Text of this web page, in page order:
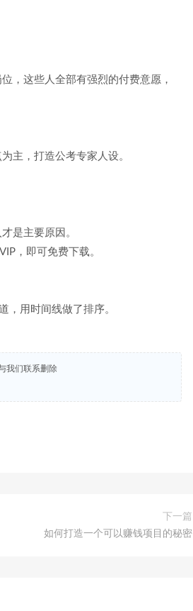
，这些人全部有强烈的付费意愿，
主，打造公考专家人设。
是主要原因。
，即可免费下载。
，用时间线做了排序。
我们联系删除
下一篇
如何打造一个可以赚钱项目的秘密